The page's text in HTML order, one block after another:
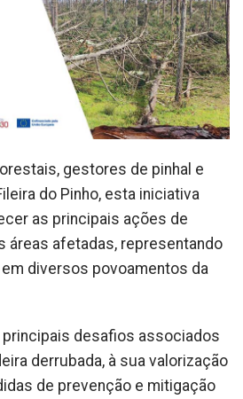
gestores de pinhal e
do Pinho, esta iniciativa
as principais ações de
áreas afetadas, representando
diversos povoamentos da
desafios associados
derrubada, à sua valorização
de prevenção e mitigação